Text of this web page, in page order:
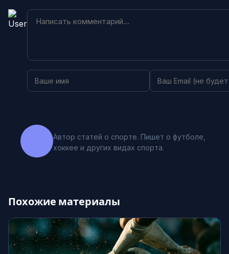
Автор статей о спорте. Пишет о футболе,
хоккее и других видах спорта.
Похожие материалы